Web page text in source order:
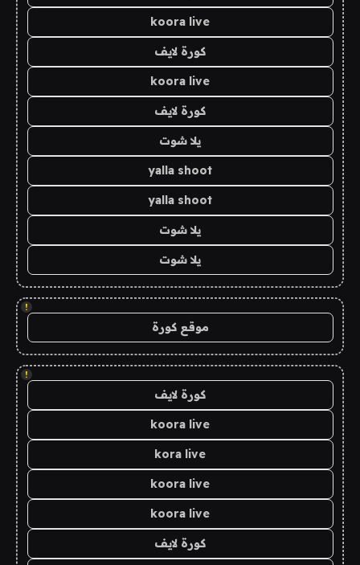
koora live
كورة لايف
koora live
كورة لايف
يلا شوت
yalla shoot
yalla shoot
يلا شوت
يلا شوت
!
موقع كورة
!
كورة لايف
koora live
kora live
koora live
koora live
كورة لايف